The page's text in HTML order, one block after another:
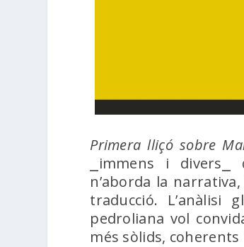
Primera lliçó sobre
⎯immens i divers⎯
n’aborda la
traducció. L’anàlisi
pedroliana vol
més sòlids,